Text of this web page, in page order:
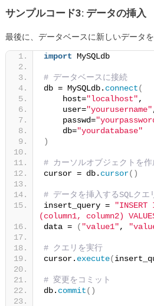
サンプルコード3: データの挿入
最後に、データベースに新しいデータを
import MySQLdb
# データベースに接続
db = MySQLdb. connect(
    host=
"localhost",
    user=
"yourusername"
    passwd=
    db=
"yourdatabase"
)
# カーソルオブジェクトを作
cursor = db. cursor()
# データを挿入するSQLクエ
insert_query =
(column1, column2)
data =
( "value1",
# クエリを実行
cursor. execute(
# 変更をコミット
db. commit()